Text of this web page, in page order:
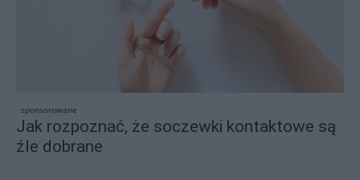
sponsorowane
Jak rozpoznać, że soczewki kontaktowe są
źle dobrane